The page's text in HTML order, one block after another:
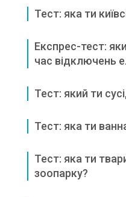
Тест: яка ти
Експрес-тест:
час відключень
Тест: який ти
Тест: яка ти
Тест: яка ти
зоопарку?